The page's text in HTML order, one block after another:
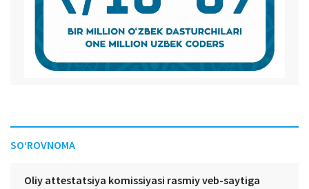
SO‘ROVNOMA
Oliy attestatsiya komissiyasi rasmiy veb-saytiga